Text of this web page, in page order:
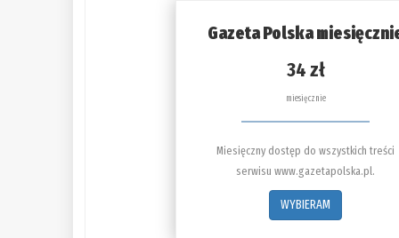
Gazeta Polska
34 zł
miesięcznie
Miesięczny dostęp do wszystkich treści
serwisu www.gazetapolska.pl.
WYBIERAM